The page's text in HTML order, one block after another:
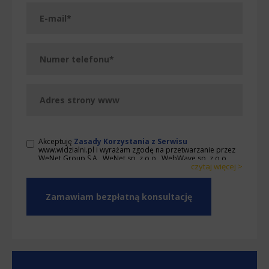
Akceptuję Zasady Korzystania z Serwisu
www.widzialni.pl i wyrażam zgodę na przetwarzanie przez
WeNet Group S.A., WeNet sp. z o.o., WebWave sp. z o.o.
udostępnionych przeze mnie danych osobowych na
uprawnienia. Ponadto, wyrażam zgodę na wykonywanie
przez WeNet Group S.A., WeNet sp. z o.o., WebWave sp. z
kierowanych na urządzenia telekomunikacyjne, w tym w
WebWave sp. z o.o. informacji handlowych za pomocą
czytaj więcej >